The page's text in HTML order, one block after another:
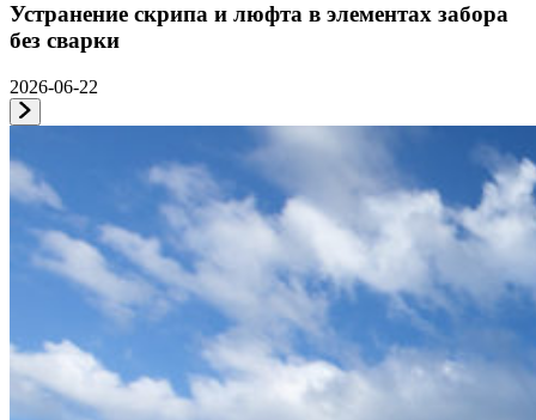
Устранение скрипа и люфта в элементах забора
без сварки
2026-06-22